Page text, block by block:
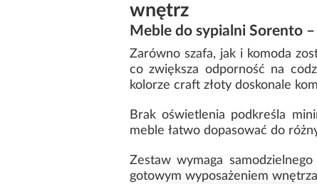
wnętrz
Meble do sypialni Sorento
Zarówno szafa, jak i komoda
co zwiększa odporność na
kolorze craft złoty doskonale
Brak oświetlenia podkreśla
meble łatwo dopasować do
Zestaw wymaga
gotowym wyposażeniem